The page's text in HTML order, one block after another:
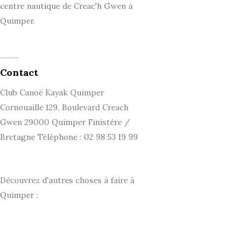
centre nautique de Creac'h Gwen à
Quimper.
Contact
Club Canoë Kayak Quimper
Cornouaille 129, Boulevard Creach
Gwen 29000 Quimper Finistère /
Bretagne Téléphone : 02 98 53 19 99
Découvrez d'autres choses à faire à
Quimper :